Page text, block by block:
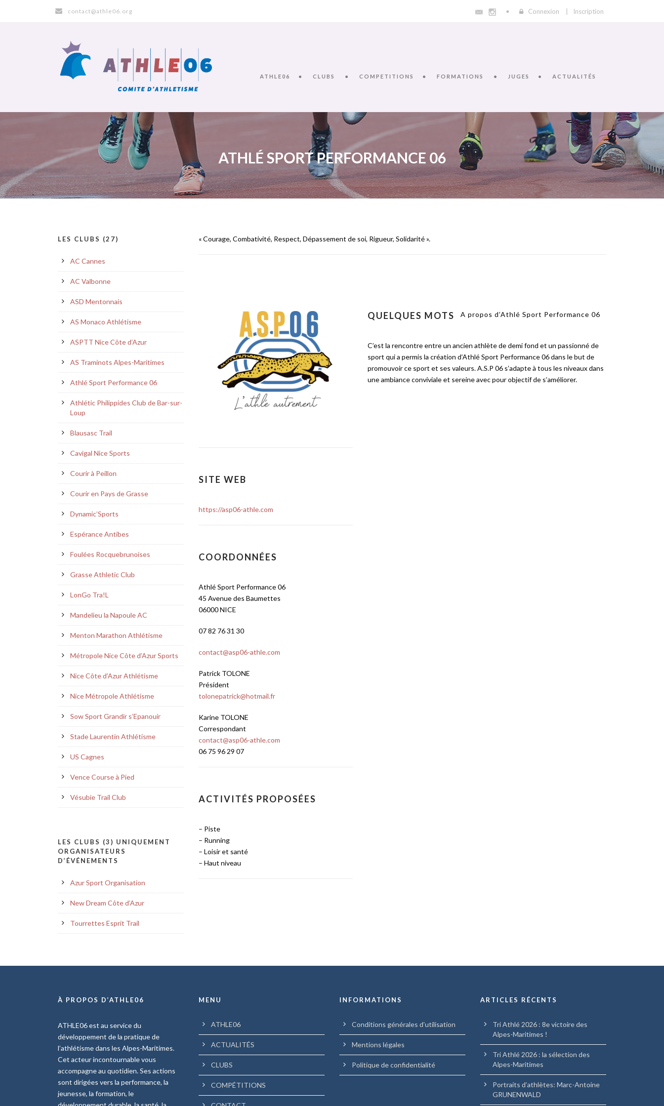
contact@athle06.org Connexion Inscription
ATHLE06 CLUBS COMPETITIONS FORMATIONS JUGES ACTUALITÉS
ATHLÉ SPORT PERFORMANCE 06
« Courage, Combativité, Respect, Dépassement de soi, Rigueur, Solidarité ».
SITE WEB
https://asp06-athle.com
COORDONNÉES
Athlé Sport Performance 06
45 Avenue des Baumettes
06000 NICE
07 82 76 31 30
contact@asp06-athle.com
Patrick TOLONE
Président
tolonepatrick@hotmail.fr
Karine TOLONE
Correspondant
contact@asp06-athle.com
06 75 96 29 07
ACTIVITÉS PROPOSÉES
– Piste
– Running
– Loisir et santé
– Haut niveau
QUELQUES MOTS A propos d’Athlé Sport Performance 06
C’est la rencontre entre un ancien athlète de demi fond et un passionné de
sport qui a permis la création d’Athlé Sport Performance 06 dans le but de
promouvoir ce sport et ses valeurs. A.S.P 06 s’adapte à tous les niveaux dans
une ambiance conviviale et sereine avec pour objectif de s’améliorer.
LES CLUBS (27)
AC Cannes
AC Valbonne
ASD Mentonnais
AS Monaco Athlétisme
ASPTT Nice Côte d’Azur
AS Traminots Alpes-Maritimes
Athlé Sport Performance 06
Athlétic Philippides Club de Bar-sur-
Loup
Blausasc Trail
Cavigal Nice Sports
Courir à Peillon
Courir en Pays de Grasse
Dynamic’Sports
Espérance Antibes
Foulées Rocquebrunoises
Grasse Athletic Club
LonGo Tra!L
Mandelieu la Napoule AC
Menton Marathon Athlétisme
Métropole Nice Côte d’Azur Sports
Nice Côte d’Azur Athlétisme
Nice Métropole Athlétisme
Sow Sport Grandir s’Epanouir
Stade Laurentin Athlétisme
US Cagnes
Vence Course à Pied
Vésubie Trail Club
LES CLUBS (3) UNIQUEMENT
ORGANISATEURS
D’ÉVÉNEMENTS
Azur Sport Organisation
New Dream Côte d’Azur
Tourrettes Esprit Trail
À PROPOS D’ATHLE06
ATHLE06 est au service du
développement de la pratique de
l’athlétisme dans les Alpes-Maritimes.
Cet acteur incontournable vous
accompagne au quotidien. Ses actions
sont dirigées vers la performance, la
jeunesse, la formation, le
MENU
ATHLE06
ACTUALITÉS
CLUBS
COMPÉTITIONS
INFORMATIONS
Conditions générales d’utilisation
Mentions légales
Politique de confidentialité
ARTICLES RÉCENTS
Tri Athlé 2026 : 8e victoire des
Alpes-Maritimes !
Tri Athlé 2026 : la sélection des
Alpes-Maritimes
Portraits d’athlètes: Marc-Antoine
GRUNENWALD